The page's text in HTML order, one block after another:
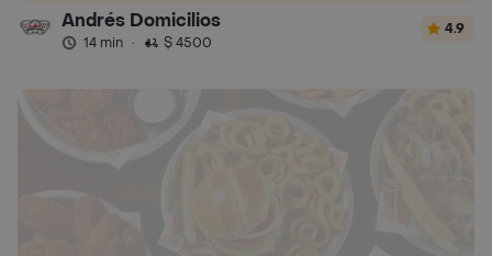
Andrés Domicilios
14 min · $ 4500
4.9